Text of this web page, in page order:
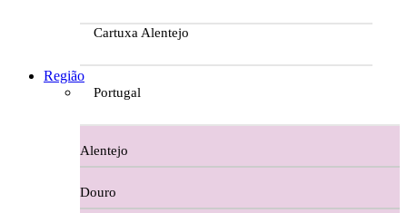
Cartuxa Alentejo
Casa Dos Migueis Douro
Casa Relvas Alentejo
Região
Portugal
Alentejo
Douro